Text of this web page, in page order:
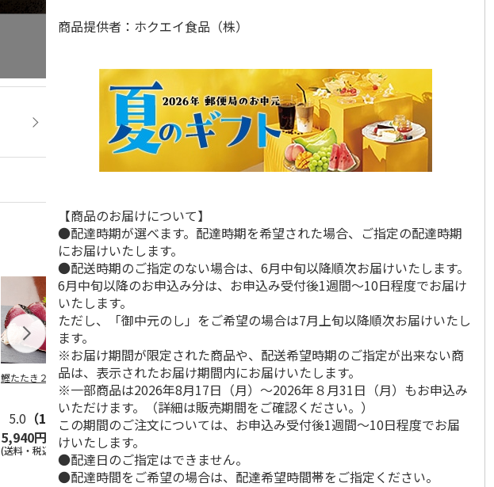
鰹たたき２節セット
5.0 （1）
5,940円
(送料・税込)
【冷凍】くまだ 北
の海鮮小鉢(6食セッ
ト)
7,236円
(送料・税込)
【冷凍】７種の彩り
海鮮漬け「湊」 (み
なと）
4.0（1）
5,724円
＜お中元＞【冷凍】
国産天然刺身３種セ
ット
3,980円
たき
4,480円
商品提供者：ホクエイ食品（株）
【商品のお届けについて】
●配達時期が選べます。配達時期を希望された場合、ご指定の配達時期
にお届けいたします。
●配送時期のご指定のない場合は、6月中旬以降順次お届けいたします。
6月中旬以降のお申込み分は、お申込み受付後1週間～10日程度でお届け
いたします。
ただし、「御中元のし」をご希望の場合は7月上旬以降順次お届けいたし
ます。
※お届け期間が限定された商品や、配送希望時期のご指定が出来ない商
品は、表示されたお届け期間内にお届けいたします。
※一部商品は2026年8月17日（月）～2026年８月31日（月）もお申込み
いただけます。（詳細は販売期間をご確認ください。）
この期間のご注文については、お申込み受付後1週間～10日程度でお届
けいたします。
●配達日のご指定はできません。
●配達時間をご希望の場合は、配達希望時間帯をご指定ください。